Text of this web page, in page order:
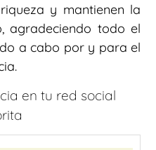
y mantienen la
agradeciendo todo el
a cabo por y para el
en tu red social